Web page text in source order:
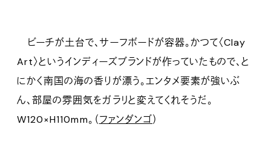
ビーチが土台で、サーフボードが容器。かつて〈Clay
Art〉というインディーズブランドが作っていたもので、と
にかく南国の海の香りが漂う。エンタメ要素が強いぶ
ん、部屋の雰囲気をガラリと変えてくれそうだ。
W120×H110mm。（ファンダンゴ）